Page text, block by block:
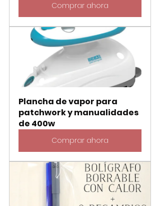
Comprar ahora
Plancha de vapor para
patchwork y manualidades
de 400w
Comprar ahora